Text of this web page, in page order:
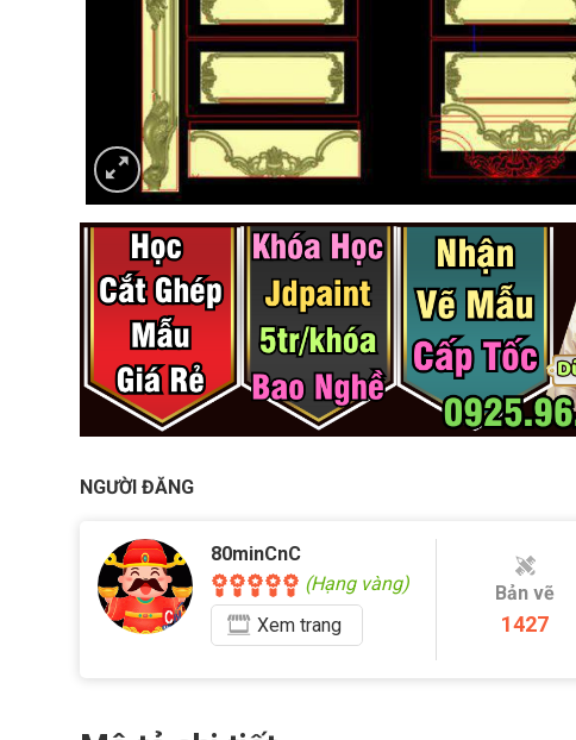
NGƯỜI ĐĂNG
80minCnC
(Hạng vàng)
Xem trang
Bản vẽ
1427